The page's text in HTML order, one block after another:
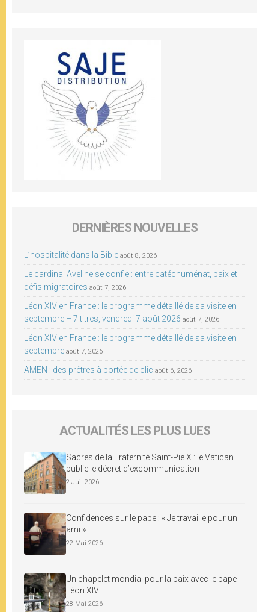
DERNIÈRES NOUVELLES
L’hospitalité dans la Bible août 8, 2026
Le cardinal Aveline se confie : entre catéchuménat, paix et
défis migratoires août 7, 2026
Léon XIV en France : le programme détaillé de sa visite en
septembre – 7 titres, vendredi 7 août 2026 août 7, 2026
Léon XIV en France : le programme détaillé de sa visite en
septembre août 7, 2026
AMEN : des prêtres à portée de clic août 6, 2026
ACTUALITÉS LES PLUS LUES
Sacres de la Fraternité Saint-Pie X : le Vatican
publie le décret d’excommunication
2 Juil 2026
Confidences sur le pape : « Je travaille pour un
ami »
22 Mai 2026
Un chapelet mondial pour la paix avec le pape
Léon XIV
28 Mai 2026